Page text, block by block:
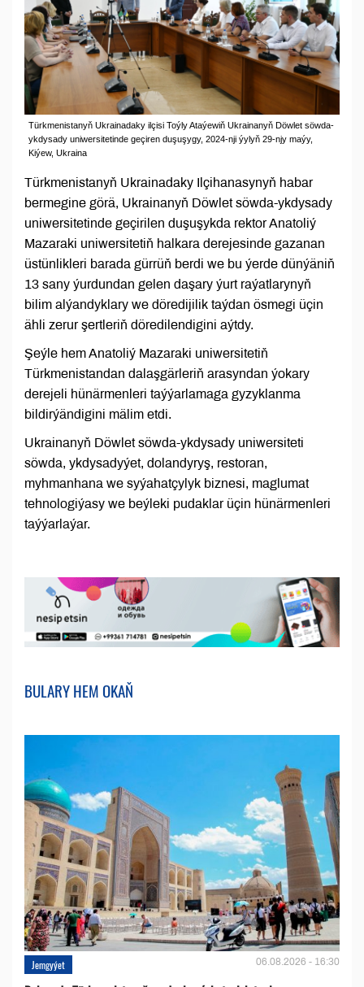
Türkmenistanyň Ukrainadaky ilçisi Toýly Ataýewiň Ukrainanyň Döwlet söwda-
ykdysady uniwersitetinde geçiren duşuşygy, 2024-nji ýylyň 29-njy maýy,
Kiýew, Ukraina
Türkmenistanyň Ukrainadaky Ilçihanasynyň habar
bermegine görä, Ukrainanyň Döwlet söwda-ykdysady
uniwersitetinde geçirilen duşuşykda rektor Anatoliý
Mazaraki uniwersitetiň halkara derejesinde gazanan
üstünlikleri barada gürrüň berdi we bu ýerde dünýäniň
13 sany ýurdundan gelen daşary ýurt raýatlarynyň
bilim alýandyklary we döredijilik taýdan ösmegi üçin
ähli zerur şertleriň döredilendigini aýtdy.
Şeýle hem Anatoliý Mazaraki uniwersitetiň
Türkmenistandan dalaşgärleriň arasyndan ýokary
derejeli hünärmenleri taýýarlamaga gyzyklanma
bildirýändigini mälim etdi.
Ukrainanyň Döwlet söwda-ykdysady uniwersiteti
söwda, ykdysadyýet, dolandyryş, restoran,
myhmanhana we syýahatçylyk biznesi, maglumat
tehnologiýasy we beýleki pudaklar üçin hünärmenleri
taýýarlaýar.
BULARY HEM OKAŇ
Jemgyýet 06.08.2026 - 16:30